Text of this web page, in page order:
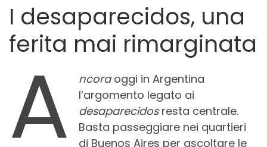
I desaparecidos, una
ferita mai rimarginata
A ncora oggi in Argentina
l’argomento legato ai
desaparecidosresta centrale.
Basta passeggiare nei quartieri
di Buenos Aires per ascoltare le